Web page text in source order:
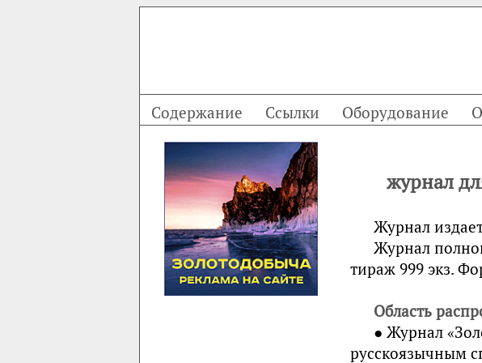
Содержание Ссылки Оборудование
журнал
Журнал
Журнал
тираж 999 экз.
Область
● Журнал
русскоязычным